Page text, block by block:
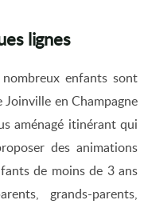
lignes
enfants sont
Joinville en Champagne
aménagé itinérant qui
des animations
de moins de 3 ans
grands-parents,